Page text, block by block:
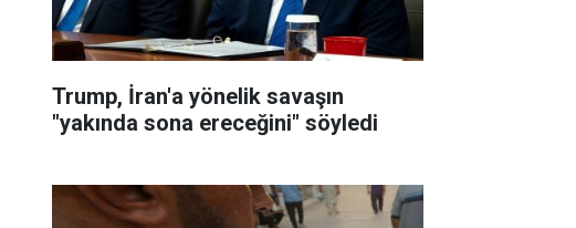
Trump, İran'a yönelik savaşın
"yakında sona ereceğini" söyledi